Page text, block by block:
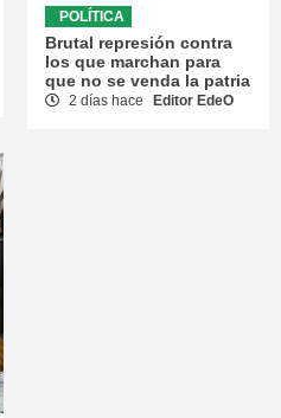
POLÍTICA
Brutal represión contra
los que marchan para
que no se venda la patria
2 días hace Editor EdeO